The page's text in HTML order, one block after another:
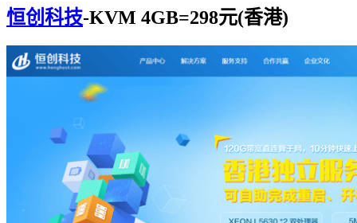
恒创科技-KVM 4GB=298元(香港)